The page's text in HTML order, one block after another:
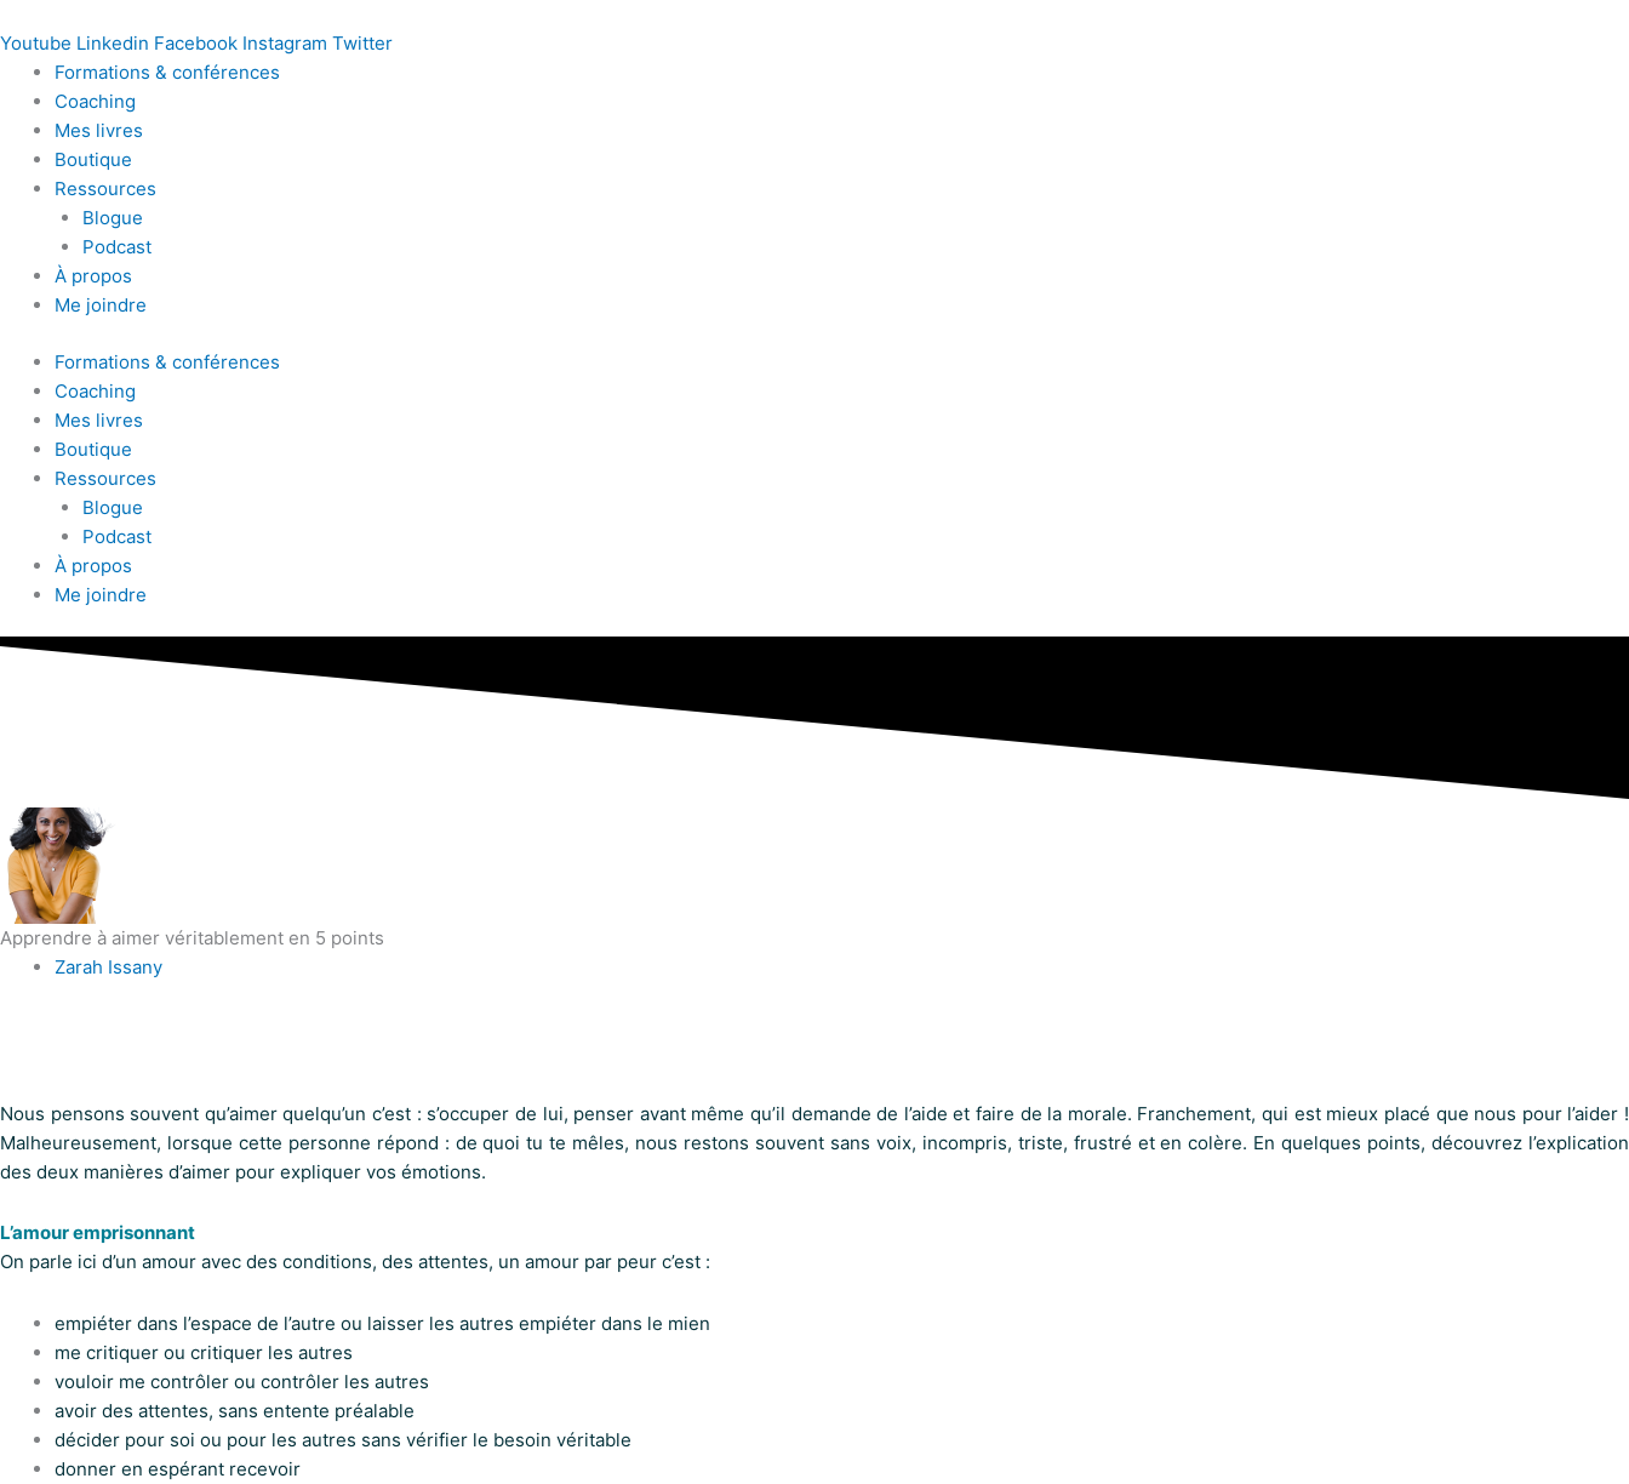
Youtube Linkedin Facebook Instagram Twitter
Formations & conférences
Coaching
Mes livres
Boutique
Ressources
Blogue
Podcast
À propos
Me joindre
Formations & conférences
Coaching
Mes livres
Boutique
Ressources
Blogue
Podcast
À propos
Me joindre
Apprendre à aimer véritablement en 5 points
Zarah Issany
Nous pensons souvent qu’aimer quelqu’un c’est : s’occuper de lui, penser avant même qu’il demande de l’aide et faire de la morale. Franchement, qui est mieux placé que nous pour l’aider !
Malheureusement, lorsque cette personne répond : de quoi tu te mêles, nous restons souvent sans voix, incompris, triste, frustré et en colère. En quelques points, découvrez l’explication
des deux manières d’aimer pour expliquer vos émotions.
L’amour emprisonnant
On parle ici d’un amour avec des conditions, des attentes, un amour par peur c’est :
empiéter dans l’espace de l’autre ou laisser les autres empiéter dans le mien
me critiquer ou critiquer les autres
vouloir me contrôler ou contrôler les autres
avoir des attentes, sans entente préalable
décider pour soi ou pour les autres sans vérifier le besoin véritable
donner en espérant recevoir